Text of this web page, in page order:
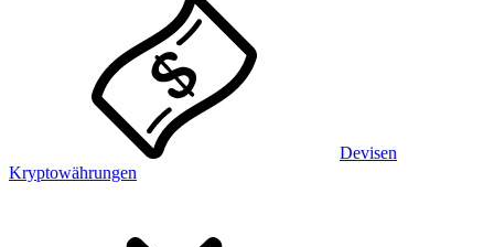
Devisen
Kryptowährungen